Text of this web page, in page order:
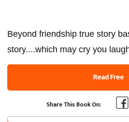
Beyond friendship true story
story....which may cry you
Read Free
Share This Book On: